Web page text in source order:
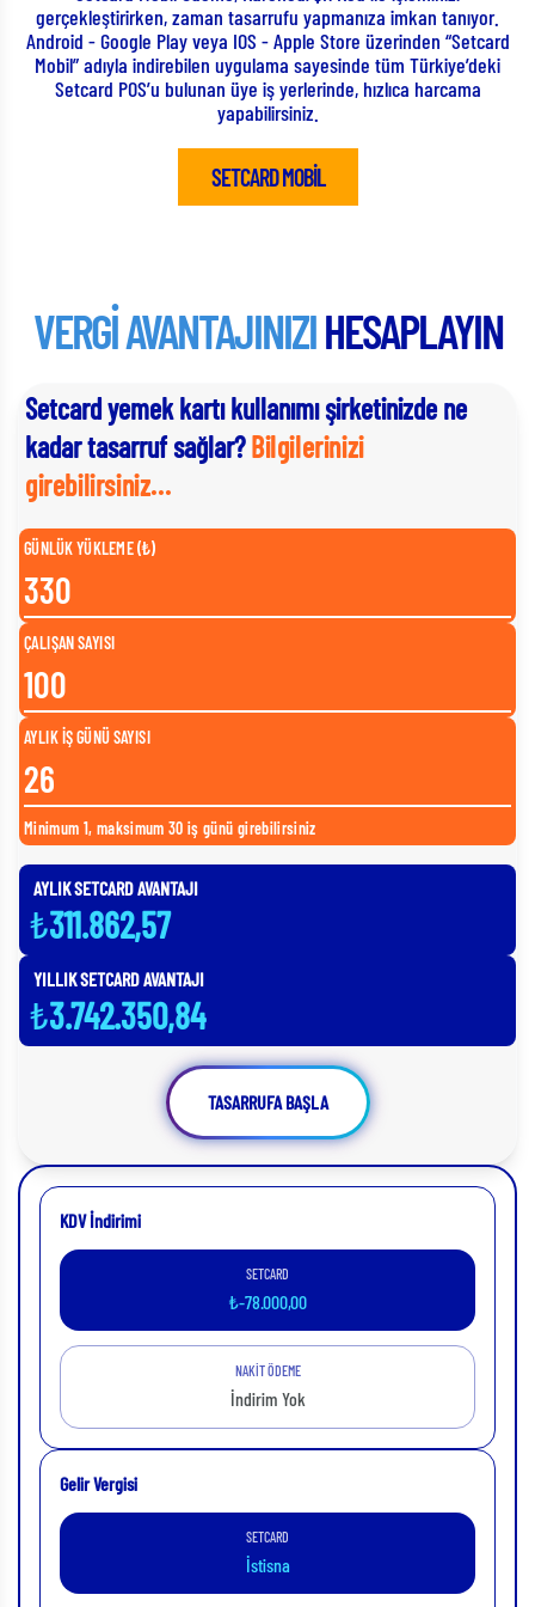
gerçekleştirirken, zaman tasarrufu yapmanıza imkan tanıyor.
Android - Google Play veya IOS - Apple Store üzerinden “Setcard
Mobil” adıyla indirebilen uygulama sayesinde tüm Türkiye’deki
Setcard POS’u bulunan üye iş yerlerinde, hızlıca harcama
yapabilirsiniz.
SETCARD MOBİL
VERGİ AVANTAJINIZIHESAPLAYIN
Setcard yemek kartı kullanımı şirketinizde ne
kadar tasarruf sağlar? Bilgilerinizi
girebilirsiniz...
GÜNLÜK YÜKLEME (₺)
ÇALIŞAN SAYISI
AYLIK İŞ GÜNÜ SAYISI
Minimum 1, maksimum 30 iş günü girebilirsiniz
AYLIK SETCARD AVANTAJI
₺311.862,57
YILLIK SETCARD AVANTAJI
₺3.742.350,84
TASARRUFA BAŞLA
KDV İndirimi
SETCARD
₺-78.000,00
NAKİT ÖDEME
İndirim Yok
Gelir Vergisi
SETCARD
İstisna